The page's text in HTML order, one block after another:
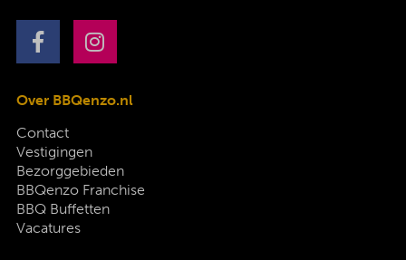
Over BBQenzo.nl
Contact
Vestigingen
Bezorggebieden
BBQenzo Franchise
BBQ Buffetten
Vacatures